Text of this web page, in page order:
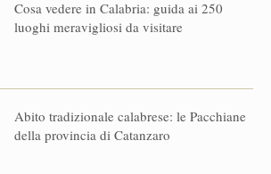
Cosa vedere in Calabria: guida ai 250
luoghi meravigliosi da visitare
Abito tradizionale calabrese: le Pacchiane
della provincia di Catanzaro